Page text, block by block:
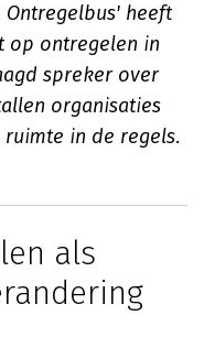
heeft
op ontregelen in
spreker over
organisaties
in de regels.
als